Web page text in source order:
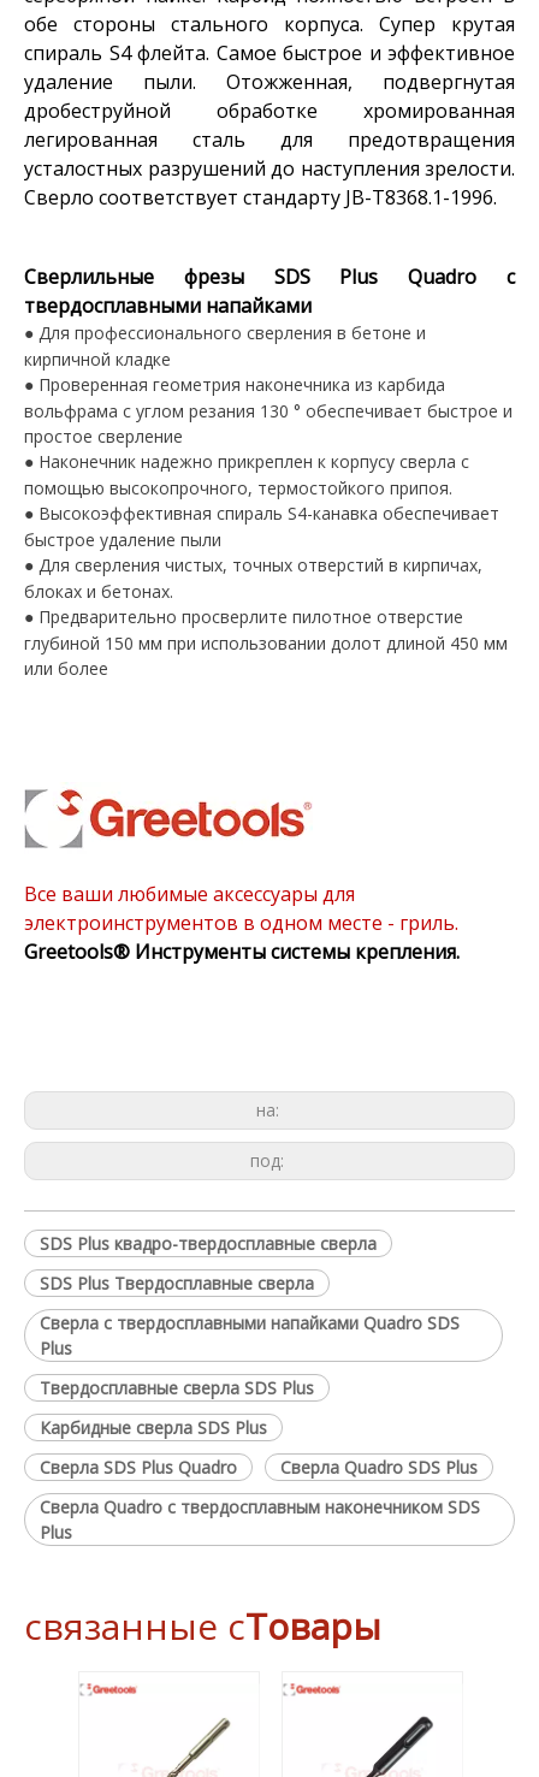
обе стороны стального корпуса. Супер крутая
спираль S4 флейта. Самое быстрое и эффективное
удаление пыли. Отожженная, подвергнутая
дробеструйной обработке хромированная
легированная сталь для предотвращения
усталостных разрушений до наступления зрелости.
Сверло соответствует стандарту JB-T8368.1-1996.
Сверлильные фрезы SDS Plus Quadro с
твердосплавными напайками
● Для профессионального сверления в бетоне и
кирпичной кладке
● Проверенная геометрия наконечника из карбида
вольфрама с углом резания 130 ° обеспечивает быстрое и
простое сверление
● Наконечник надежно прикреплен к корпусу сверла с
помощью высокопрочного, термостойкого припоя.
● Высокоэффективная спираль S4-канавка обеспечивает
быстрое удаление пыли
● Для сверления чистых, точных отверстий в кирпичах,
блоках и бетонах.
● Предварительно просверлите пилотное отверстие
глубиной 150 мм при использовании долот длиной 450 мм
или более
Все ваши любимые аксессуары для
электроинструментов в одном месте - гриль.
Greetools® Инструменты системы крепления.
на:
под:
SDS Plus квадро-твердосплавные сверла
SDS Plus Твердосплавные сверла
Сверла с твердосплавными напайками Quadro SDS
Plus
Твердосплавные сверла SDS Plus
Карбидные сверла SDS Plus
Сверла SDS Plus Quadro
Сверла Quadro SDS Plus
Сверла Quadro с твердосплавным наконечником SDS
Plus
связанные сТовары